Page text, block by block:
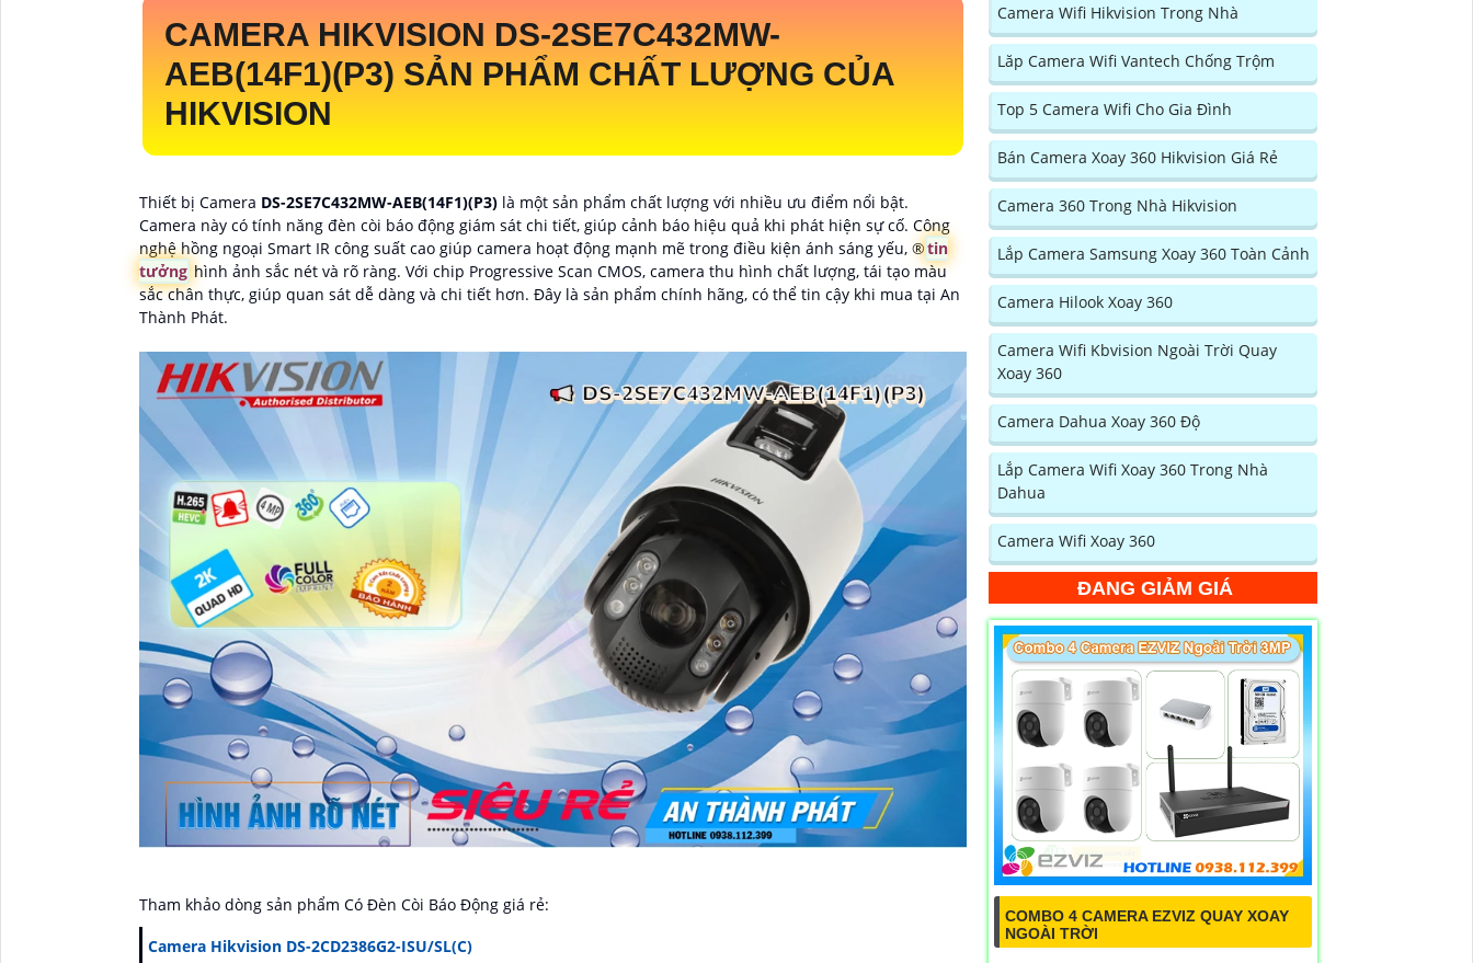
CAMERA HIKVISION DS-2SE7C432MW-
AEB(14F1)(P3) SẢN PHẨM CHẤT LƯỢNG CỦA
HIKVISION
Thiết bị Camera DS-2SE7C432MW-AEB(14F1)(P3) là một sản phẩm chất lượng với nhiều ưu điểm nổi bật.
Camera này có tính năng đèn còi báo động giám sát chi tiết, giúp cảnh báo hiệu quả khi phát hiện sự cố. Công
nghệ hồng ngoại Smart IR công suất cao giúp camera hoạt động mạnh mẽ trong điều kiện ánh sáng yếu, ®️tin
tưởng hình ảnh sắc nét và rõ ràng. Với chip Progressive Scan CMOS, camera thu hình chất lượng, tái tạo màu
sắc chân thực, giúp quan sát dễ dàng và chi tiết hơn. Đây là sản phẩm chính hãng, có thể tin cậy khi mua tại An
Thành Phát.
Tham khảo dòng sản phẩm Có Đèn Còi Báo Động giá rẻ:
Camera Hikvision DS-2CD2386G2-ISU/SL(C)
Camera Wifi Hikvision Trong Nhà
Lăp Camera Wifi Vantech Chống Trộm
Top 5 Camera Wifi Cho Gia Đình
Bán Camera Xoay 360 Hikvision Giá Rẻ
Camera 360 Trong Nhà Hikvision
Lắp Camera Samsung Xoay 360 Toàn Cảnh
Camera Hilook Xoay 360
Camera Wifi Kbvision Ngoài Trời Quay
Xoay 360
Camera Dahua Xoay 360 Độ
Lắp Camera Wifi Xoay 360 Trong Nhà
Dahua
Camera Wifi Xoay 360
ĐANG GIẢM GIÁ
COMBO 4 CAMERA EZVIZ QUAY XOAY
NGOÀI TRỜI